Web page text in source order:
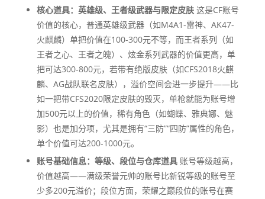
核心道具：英雄级、王者级武器与限定皮肤这是CF账号
价值的核心，普通英雄级武器（如M4A1-雷神、AK47-
火麒麟）单把价值在100-300元不等，而王者系列（如
王者之心、王者之魄）、炫金系列武器的价值更高，单
把可达300-800元，若带有绝版皮肤（如CFS2018火麒
麟、AG战队联名皮肤），溢价空间会进一步提升——比
如一把带CFS2020限定皮肤的毁灭，单枪就能为账号增
加500元以上的价值，稀有角色（如蝴蝶、雅典娜、魅
影）也是加分项，尤其是拥有“三防”“四防”属性的角色，
单个价值可达200-1000元。
账号基础信息：等级、段位与仓库道具账号等级越高，
价值越高——满级荣誉元帅的账号比新锐等级的账号至
少多200元溢价；段位方面，荣耀之巅段位的账号在赛